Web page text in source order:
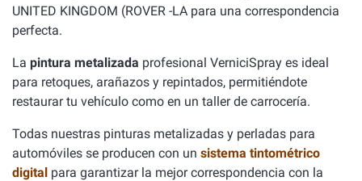
UNITED KINGDOM (ROVER -LA para una correspondencia
perfecta.
La pintura metalizada profesional VerniciSpray es ideal
para retoques, arañazos y repintados, permitiéndote
restaurar tu vehículo como en un taller de carrocería.
Todas nuestras pinturas metalizadas y perladas para
automóviles se producen con un sistema tintométrico
digital para garantizar la mejor correspondencia con la